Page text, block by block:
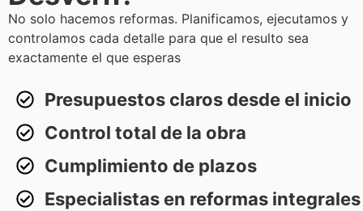
No solo hacemos reformas. Planificamos, ejecutamos y
controlamos cada detalle para que el resulto sea
exactamente el que esperas
Presupuestos claros desde el inicio
Control total de la obra
Cumplimiento de plazos
Especialistas en reformas integrales